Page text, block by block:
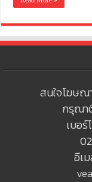
สนใจโฆษณ
กรุณา
เบอ
อีเ